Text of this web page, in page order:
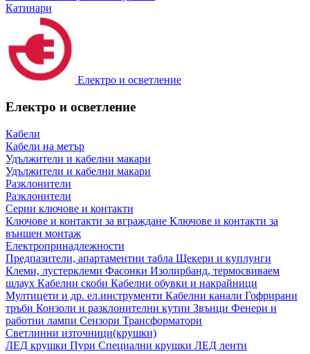
Катинари
Електро и осветление
Електро и осветление
Кабели
Кабели на метър
Удължители и кабелни макари
Удължители и кабелни макари
Разклонители
Разклонители
Серии ключове и контакти
Ключове и контакти за вграждане Ключове и контакти за
външен монтаж
Електропринадлежности
Предпазители, апартаментни табла Щекери и куплунги
Клеми, лустерклеми Фасонки Изолирбанд, термосвиваем
шлаух Кабелни скоби Кабелни обувки и накрайници
Мултицети и др. ел.инструменти Кабелни канали Гофрирани
тръби Конзоли и разклонителни кутии Звънци Фенери и
работни лампи Сензори Трансформатори
Светлинни източници(крушки)
ЛЕД крушки Пури Специални крушки ЛЕД ленти